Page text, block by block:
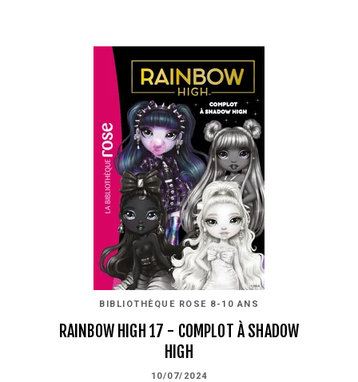
BIBLIOTHÈQUE ROSE 8-10 ANS
RAINBOW HIGH 17 - COMPLOT À SHADOW
HIGH
10/07/2024